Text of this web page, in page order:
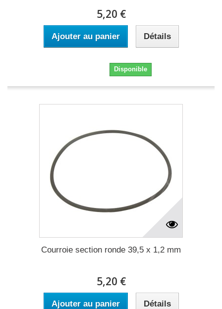
5,20 €
Ajouter au panier Détails
Disponible
Courroie section ronde 39,5 x 1,2 mm
5,20 €
Ajouter au panier Détails